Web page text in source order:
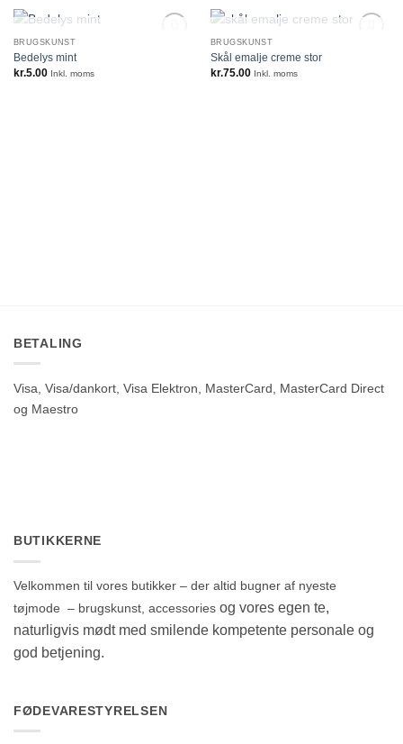
IKKE PÅ LAGER
BRUGSKUNST
Bedelys mint
kr.5.00 Inkl. moms
IKKE PÅ LAGER
BRUGSKUNST
Skål emalje creme stor
kr.75.00 Inkl. moms
BETALING
Visa, Visa/dankort, Visa Elektron, MasterCard, MasterCard Direct
og Maestro
BUTIKKERNE
Velkommen til vores butikker – der altid bugner af nyeste
tøjmode – brugskunst, accessories og vores egen te,
naturligvis mødt med smilende kompetente personale og
god betjening.
FØDEVARESTYRELSEN